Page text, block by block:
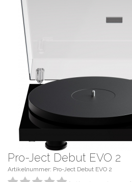
Pro-Ject Debut EVO 2
Artikelnummer: Pro-Ject Debut EVO 2